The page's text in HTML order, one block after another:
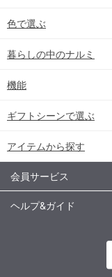
色で選ぶ
暮らしの中のナルミ
機能
ギフトシーンで選ぶ
アイテムから探す
会員サービス
ヘルプ&ガイド